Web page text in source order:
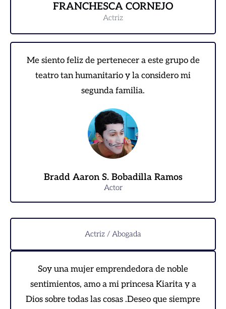
FRANCHESCA CORNEJO
Actriz
Me siento feliz de pertenecer a este grupo de
teatro tan humanitario y la considero mi
segunda familia.
Bradd Aaron S. Bobadilla Ramos
Actor
Actriz / Abogada
Soy una mujer emprendedora de noble
sentimientos, amo a mi princesa Kiarita y a
Dios sobre todas las cosas .Deseo que siempre